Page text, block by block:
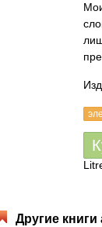
Другие книги